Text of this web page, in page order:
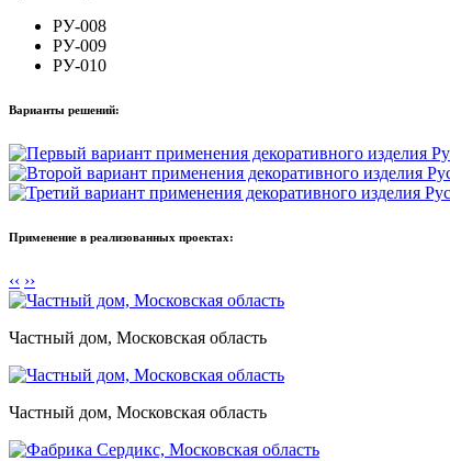
РУ-008
РУ-009
РУ-010
Варианты решений:
Применение в реализованных проектах:
‹‹ ››
Частный дом, Московская область
Частный дом, Московская область